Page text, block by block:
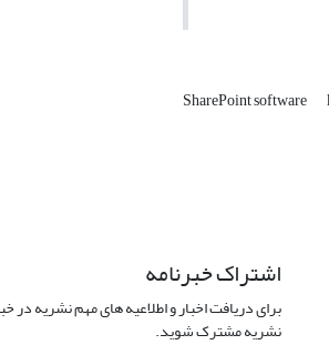
SharePoint software
اشتراک خبرنامه
برای دریافت اخبار و اطلاعیه های مهم نشریه در
نشریه مشترک شوید.